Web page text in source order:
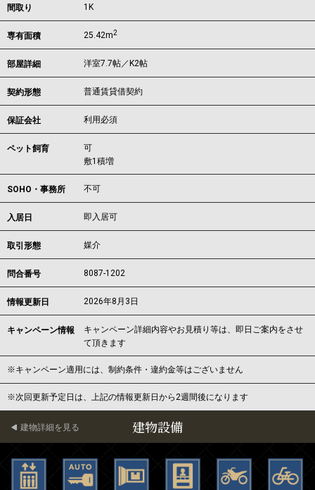
間取り 1K
専有面積 25.42m2
部屋詳細 洋室7.7帖／K2帖
契約形態 普通賃貸借契約
保証会社 利用必須
ペット飼育
可
敷1積増
SOHO・事務所 不可
入居日 即入居可
取引形態 媒介
問合番号 8087-1202
情報更新日 2026年8月3日
キャンペーン情報
キャンペーン詳細内容やお見積り等は、即日ご案内をさせ
て頂きます
※キャンペーン適用には、制約条件・違約金等はございません
※次回更新予定日は、上記の情報更新日から2週間後になります
建物設備
建物詳細を見る